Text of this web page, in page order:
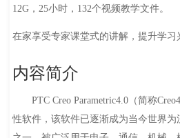
12G，25小时，132个视频教学文件。
在家享受专家课堂式的讲解，提升学习
内容简介
PTC Creo Parametric4.0（简称
性软件，该软件已逐渐成为当今世界